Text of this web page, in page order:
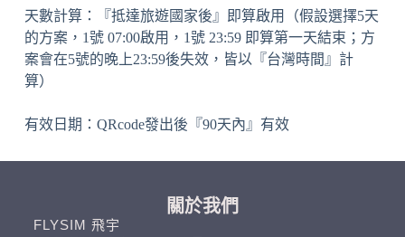
天數計算：『抵達旅遊國家後』即算啟用（假設選擇5天
的方案，1號 07:00啟用，1號 23:59 即算第一天結束；方
案會在5號的晚上23:59後失效，皆以『台灣時間』計
算）
有效日期：QRcode發出後『90天內』有效
關於我們
FLYSIM 飛宇